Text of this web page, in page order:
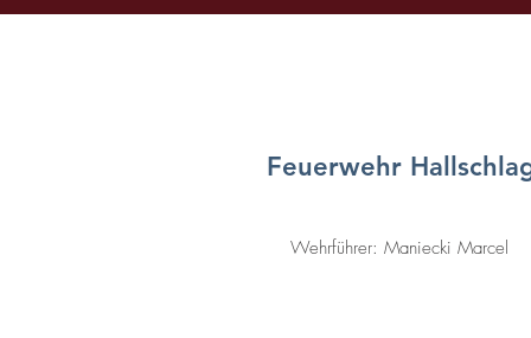
Feuerwehr
Wehrführer: Maniecki Marcel